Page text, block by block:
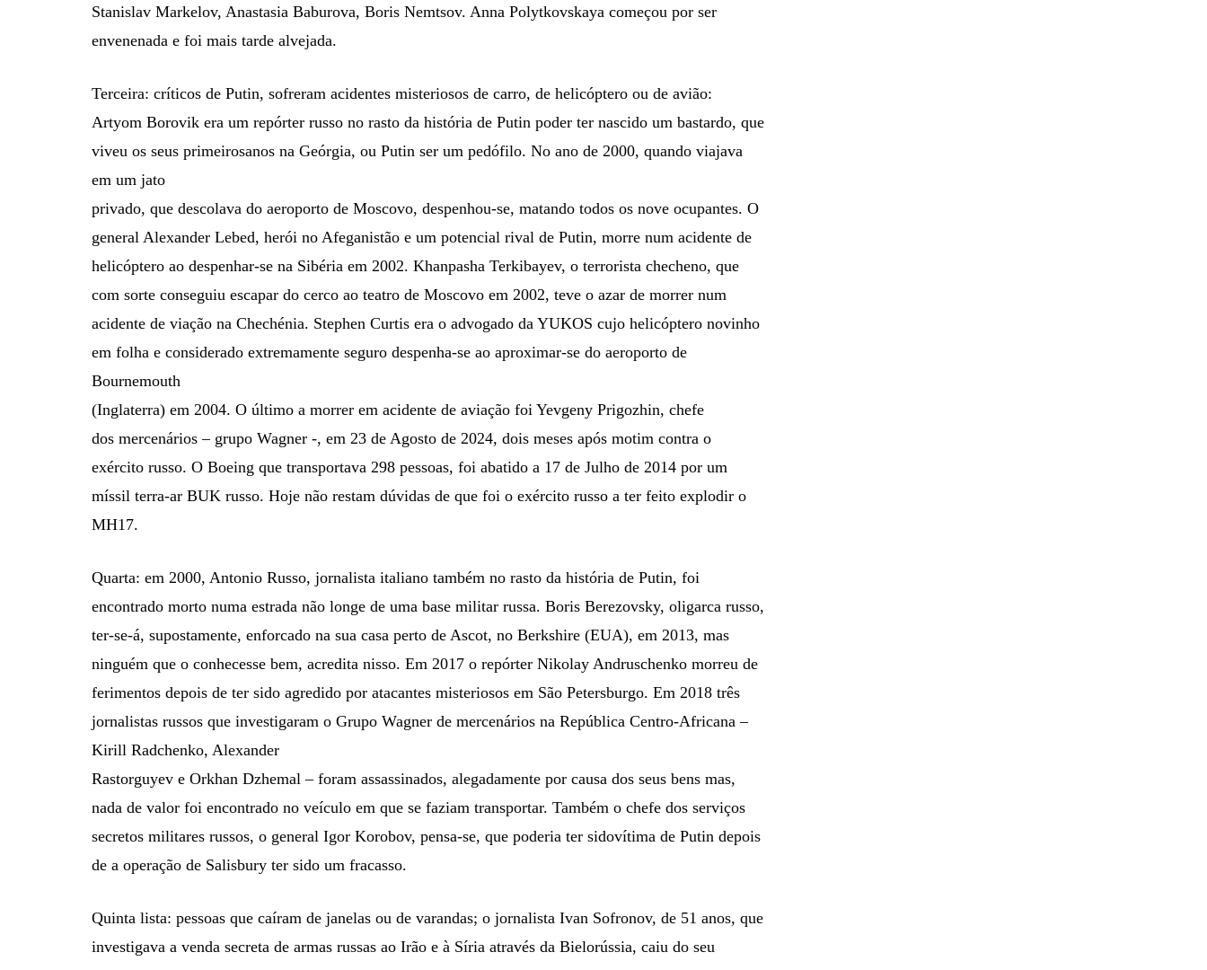
Stanislav Markelov, Anastasia Baburova, Boris Nemtsov. Anna Polytkovskaya começou por ser
envenenada e foi mais tarde alvejada.
Terceira: críticos de Putin, sofreram acidentes misteriosos de carro, de helicóptero ou de avião:
Artyom Borovik era um repórter russo no rasto da história de Putin poder ter nascido um bastardo, que
viveu os seus primeirosanos na Geórgia, ou Putin ser um pedófilo. No ano de 2000, quando viajava
em um jato
privado, que descolava do aeroporto de Moscovo, despenhou-se, matando todos os nove ocupantes. O
general Alexander Lebed, herói no Afeganistão e um potencial rival de Putin, morre num acidente de
helicóptero ao despenhar-se na Sibéria em 2002. Khanpasha Terkibayev, o terrorista checheno, que
com sorte conseguiu escapar do cerco ao teatro de Moscovo em 2002, teve o azar de morrer num
acidente de viação na Chechénia. Stephen Curtis era o advogado da YUKOS cujo helicóptero novinho
em folha e considerado extremamente seguro despenha-se ao aproximar-se do aeroporto de
Bournemouth
(Inglaterra) em 2004. O último a morrer em acidente de aviação foi Yevgeny Prigozhin, chefe
dos mercenários – grupo Wagner -, em 23 de Agosto de 2024, dois meses após motim contra o
exército russo. O Boeing que transportava 298 pessoas, foi abatido a 17 de Julho de 2014 por um
míssil terra-ar BUK russo. Hoje não restam dúvidas de que foi o exército russo a ter feito explodir o
MH17.
Quarta: em 2000, Antonio Russo, jornalista italiano também no rasto da história de Putin, foi
encontrado morto numa estrada não longe de uma base militar russa. Boris Berezovsky, oligarca russo,
ter-se-á, supostamente, enforcado na sua casa perto de Ascot, no Berkshire (EUA), em 2013, mas
ninguém que o conhecesse bem, acredita nisso. Em 2017 o repórter Nikolay Andruschenko morreu de
ferimentos depois de ter sido agredido por atacantes misteriosos em São Petersburgo. Em 2018 três
jornalistas russos que investigaram o Grupo Wagner de mercenários na República Centro-Africana –
Kirill Radchenko, Alexander
Rastorguyev e Orkhan Dzhemal – foram assassinados, alegadamente por causa dos seus bens mas,
nada de valor foi encontrado no veículo em que se faziam transportar. Também o chefe dos serviços
secretos militares russos, o general Igor Korobov, pensa-se, que poderia ter sidovítima de Putin depois
de a operação de Salisbury ter sido um fracasso.
Quinta lista: pessoas que caíram de janelas ou de varandas; o jornalista Ivan Sofronov, de 51 anos, que
investigava a venda secreta de armas russas ao Irão e à Síria através da Bielorússia, caiu do seu